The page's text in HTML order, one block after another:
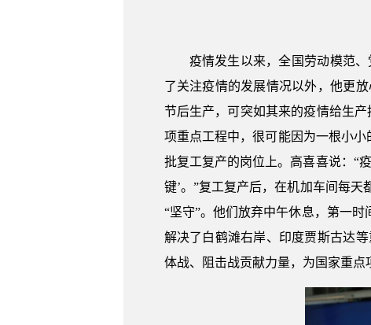
疫情发生以来，全国劳动模范
了关注疫情的发展情况以外，他更
节后生产，可突如其来的疫情给生
项重点工程中，很可能因为一根小
批复工复产的岗位上。高喜喜说：“
键’。”复工复产后，在机加车间每
“坚守”。他们放弃中午休息，第一
解决了白鹤滩右岸、印度贾斯古达
体战、阻击战贡献力量，为国家重点